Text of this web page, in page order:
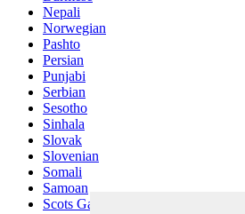
Nepali
Norwegian
Pashto
Persian
Punjabi
Serbian
Sesotho
Sinhala
Slovak
Slovenian
Somali
Samoan
Scots Gaelic